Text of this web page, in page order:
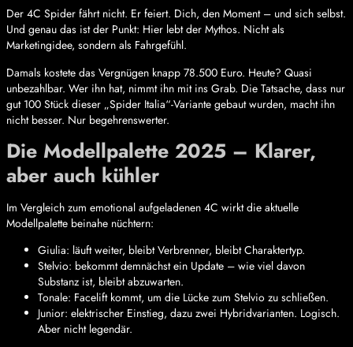
Der 4C Spider fährt nicht. Er feiert. Dich, den Moment – und sich selbst.
Und genau das ist der Punkt: Hier lebt der Mythos. Nicht als
Marketingidee, sondern als Fahrgefühl.
Damals kostete das Vergnügen knapp 78.500 Euro. Heute? Quasi
unbezahlbar. Wer ihn hat, nimmt ihn mit ins Grab. Die Tatsache, dass nur
gut 100 Stück dieser „Spider Italia“-Variante gebaut wurden, macht ihn
nicht besser. Nur begehrenswerter.
Die Modellpalette 2025 – Klarer,
aber auch kühler
Im Vergleich zum emotional aufgeladenen 4C wirkt die aktuelle
Modellpalette beinahe nüchtern:
Giulia: läuft weiter, bleibt Verbrenner, bleibt Charaktertyp.
Stelvio: bekommt demnächst ein Update – wie viel davon
Substanz ist, bleibt abzuwarten.
Tonale: Facelift kommt, um die Lücke zum Stelvio zu schließen.
Junior: elektrischer Einstieg, dazu zwei Hybridvarianten. Logisch.
Aber nicht legendär.